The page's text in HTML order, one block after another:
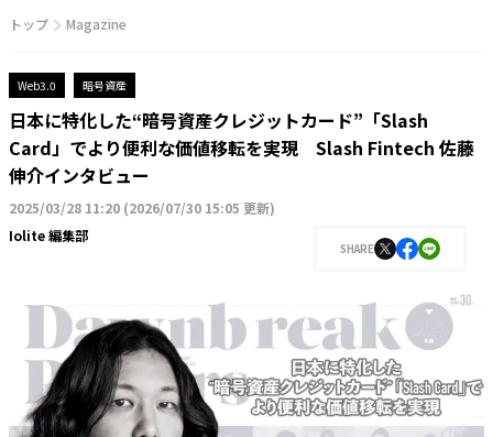
トップ Magazine
Web3.0 暗号資産
日本に特化した“暗号資産クレジットカード”「Slash
Card」でより便利な価値移転を実現 Slash Fintech 佐藤
伸介インタビュー
2025/03/28 11:20 (2026/07/30 15:05 更新)
Iolite 編集部
SHARE